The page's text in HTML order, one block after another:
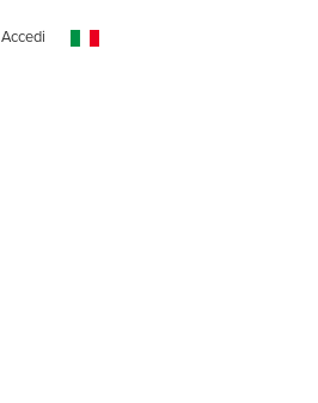
Accedi